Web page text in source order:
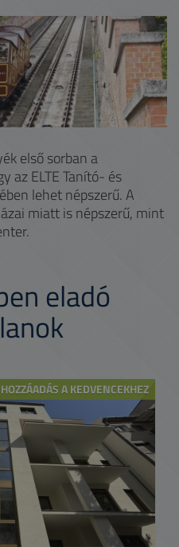
első sorban a
az ELTE Tanító- és
lehet népszerű. A
miatt is népszerű, mint
eladó
HOZZÁADÁS A KEDVENCEKHEZ